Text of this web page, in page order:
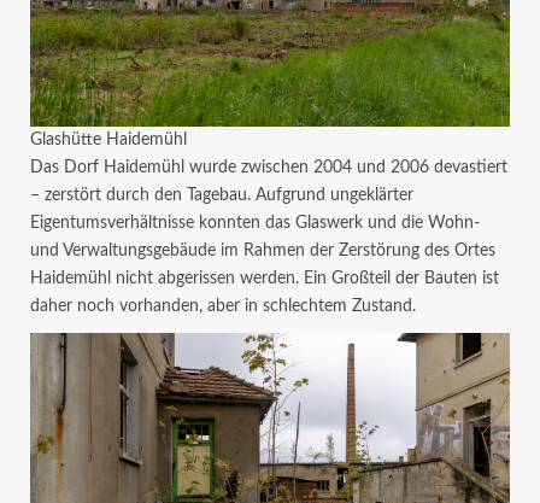
Glashütte Haidemühl
Das Dorf Haidemühl wurde zwischen 2004 und 2006 devastiert
– zerstört durch den Tagebau. Aufgrund ungeklärter
Eigentumsverhältnisse konnten das Glaswerk und die Wohn-
und Verwaltungsgebäude im Rahmen der Zerstörung des Ortes
Haidemühl nicht abgerissen werden. Ein Großteil der Bauten ist
daher noch vorhanden, aber in schlechtem Zustand.